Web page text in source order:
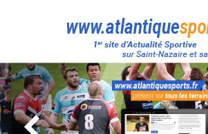
Atlantique